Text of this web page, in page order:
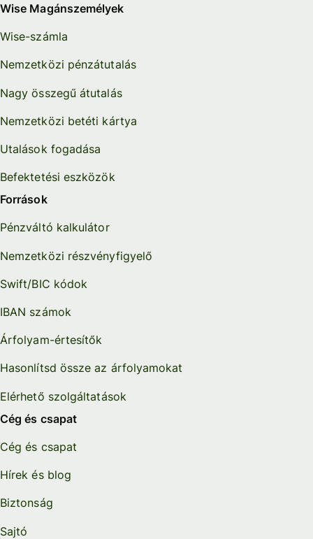
Wise Magánszemélyek
Wise-számla
Nemzetközi pénzátutalás
Nagy összegű átutalás
Nemzetközi betéti kártya
Utalások fogadása
Befektetési eszközök
Források
Pénzváltó kalkulátor
Nemzetközi részvényfigyelő
Swift/BIC kódok
IBAN számok
Árfolyam-értesítők
Hasonlítsd össze az árfolyamokat
Elérhető szolgáltatások
Cég és csapat
Cég és csapat
Hírek és blog
Biztonság
Sajtó